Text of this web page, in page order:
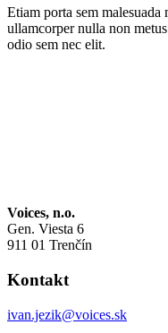
Etiam porta sem
ullamcorper nulla non
odio sem nec elit.
Voices, n.o.
Gen. Viesta 6
911 01 Trenčín
Kontakt
ivan.jezik@voices.sk